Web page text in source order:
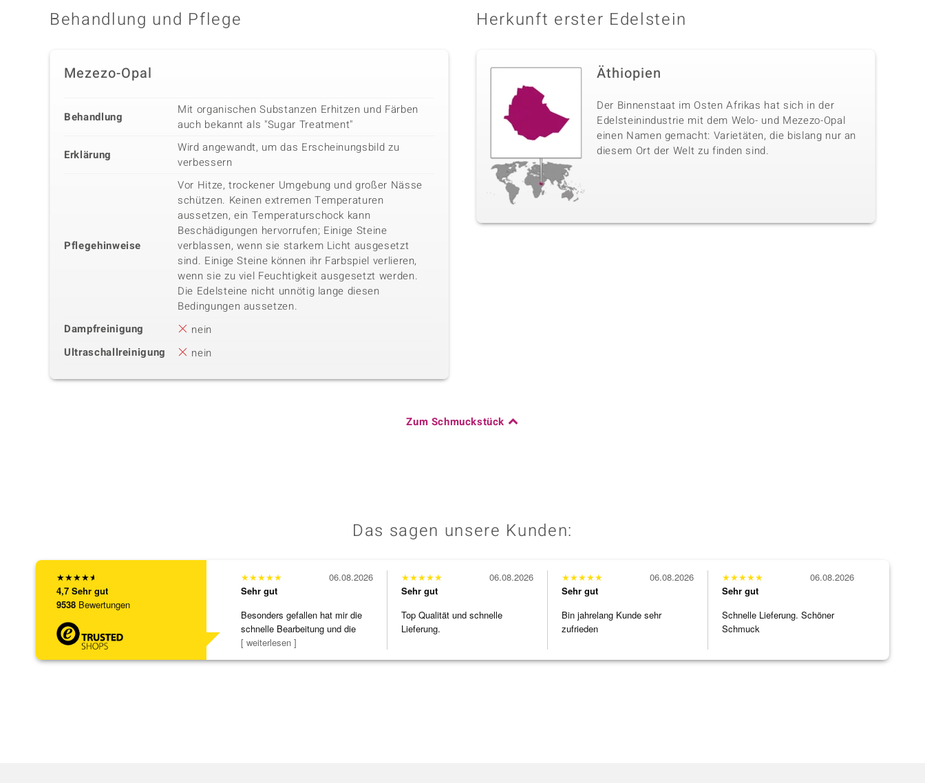
Behandlung und Pflege
Mezezo-Opal
Behandlung
Mit organischen Substanzen Erhitzen und Färben
auch bekannt als "Sugar Treatment"
Erklärung
Wird angewandt, um das Erscheinungsbild zu
verbessern
Pflegehinweise
Vor Hitze, trockener Umgebung und großer Nässe
schützen. Keinen extremen Temperaturen
aussetzen, ein Temperaturschock kann
Beschädigungen hervorrufen; Einige Steine
verblassen, wenn sie starkem Licht ausgesetzt
sind. Einige Steine können ihr Farbspiel verlieren,
wenn sie zu viel Feuchtigkeit ausgesetzt werden.
Die Edelsteine nicht unnötig lange diesen
Bedingungen aussetzen.
Dampfreinigung
nein
Ultraschallreinigung
nein
Herkunft erster Edelstein
Äthiopien
Der Binnenstaat im Osten Afrikas hat sich in der
Edelsteinindustrie mit dem Welo- und Mezezo-Opal
einen Namen gemacht: Varietäten, die bislang nur an
diesem Ort der Welt zu finden sind.
Zum Schmuckstück
Das sagen unsere Kunden:
★★★★★
4,7 Sehr gut
9538 Bewertungen
★★★★★
Sehr gut
Besonders gefallen hat mir die
schnelle Bearbeitung und die
Bearbeitun
[ weiterlesen ]
06.08.2026 ★★★★★
Sehr gut
Top Qualität und schnelle
Lieferung.
06.08.2026 ★★★★★
Sehr gut
Bin jahrelang Kunde sehr
zufrieden
06.08.2026 ★★★★★
Sehr gut
Schnelle Lieferung. Schöner
Schmuck
06.08.2026